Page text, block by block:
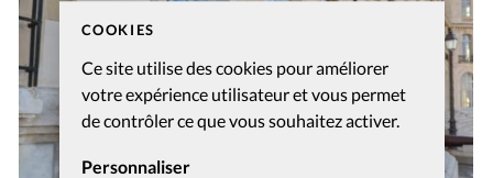
COOKIES
Ce site utilise des cookies pour améliorer
votre expérience utilisateur et vous permet
de contrôler ce que vous souhaitez activer.
Personnaliser